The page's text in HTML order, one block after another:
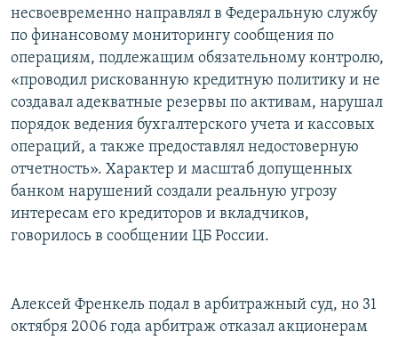
несвоевременно направлял в Федеральную службу
по финансовому мониторингу сообщения по
операциям, подлежащим обязательному контролю,
«проводил рискованную кредитную политику и не
создавал адекватные резервы по активам, нарушал
порядок ведения бухгалтерского учета и кассовых
операций, а также предоставлял недостоверную
отчетность». Характер и масштаб допущенных
банком нарушений создали реальную угрозу
интересам его кредиторов и вкладчиков,
говорилось в сообщении ЦБ России.
Алексей Френкель подал в арбитражный суд, но 31
октября 2006 года арбитраж отказал акционерам